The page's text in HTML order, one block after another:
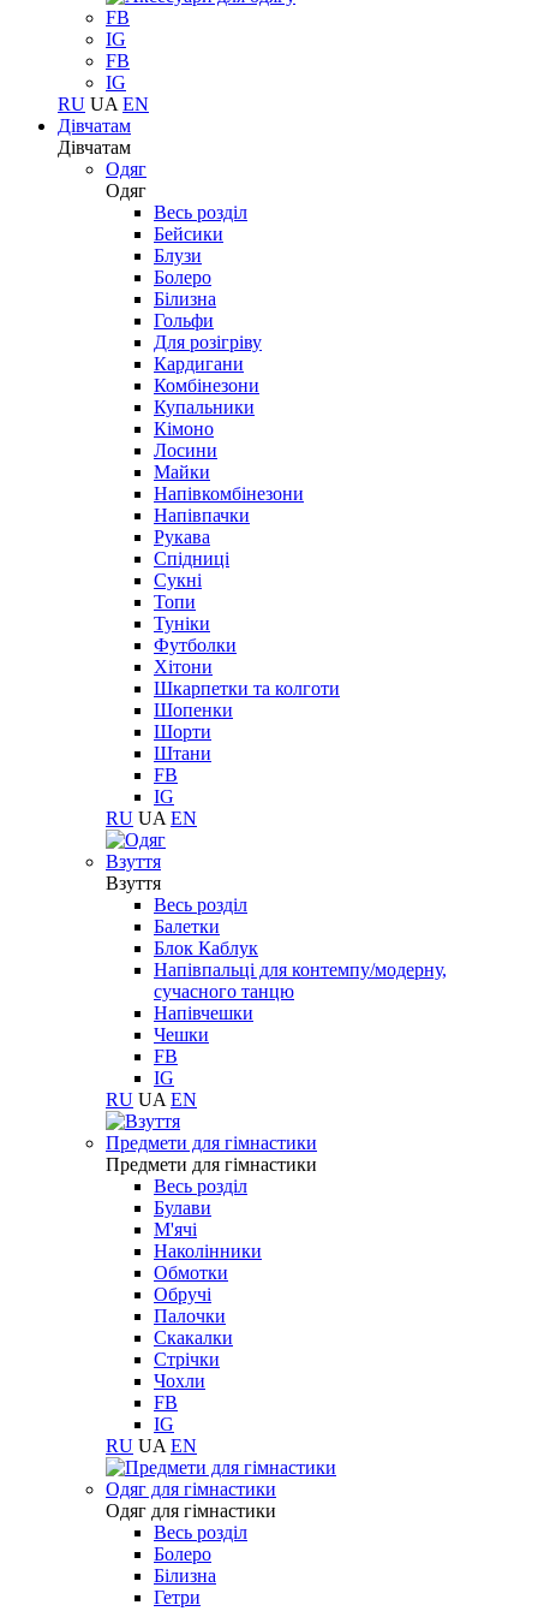
FB
IG
FB
IG
RU UA EN
Дівчатам
Дівчатам
Одяг
Одяг
Весь розділ
Бейсики
Блузи
Болеро
Білизна
Гольфи
Для розігріву
Кардигани
Комбінезони
Купальники
Кімоно
Лосини
Майки
Напівкомбінезони
Напівпачки
Рукава
Спідниці
Сукні
Топи
Туніки
Футболки
Хітони
Шкарпетки та колготи
Шопенки
Шорти
Штани
FB
IG
RU UA EN
Взуття
Взуття
Весь розділ
Балетки
Блок Каблук
Напівпальці для контемпу/модерну,
сучасного танцю
Напівчешки
Чешки
FB
IG
RU UA EN
Предмети для гімнастики
Предмети для гімнастики
Весь розділ
Булави
М'ячі
Наколінники
Обмотки
Обручі
Палочки
Скакалки
Стрічки
Чохли
FB
IG
RU UA EN
Одяг для гімнастики
Одяг для гімнастики
Весь розділ
Болеро
Білизна
Гетри